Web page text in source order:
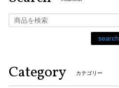
search
Category カテゴリー